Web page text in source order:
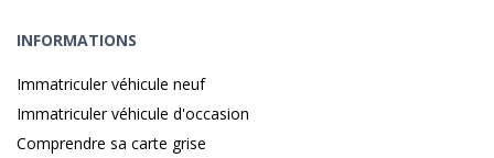
INFORMATIONS
Immatriculer véhicule neuf
Immatriculer véhicule d'occasion
Comprendre sa carte grise